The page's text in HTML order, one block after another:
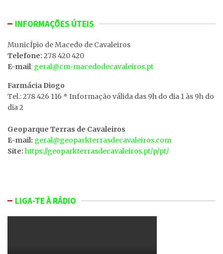
INFORMAÇÕES ÚTEIS
MunicÍpio de Macedo de Cavaleiros
Telefone: 278 420 420
E-mail: geral@cm-macedodecavaleiros.pt
Farmácia Diogo
Tel.: 278 426 116 * Informação válida das 9h do dia 1 às 9h do
dia 2
Geoparque Terras de Cavaleiros
E-mail: geral@geoparkterrasdecavaleiros.com
Site: https://geoparkterrasdecavaleiros.pt/p/pt/
LIGA-TE À RÁDIO